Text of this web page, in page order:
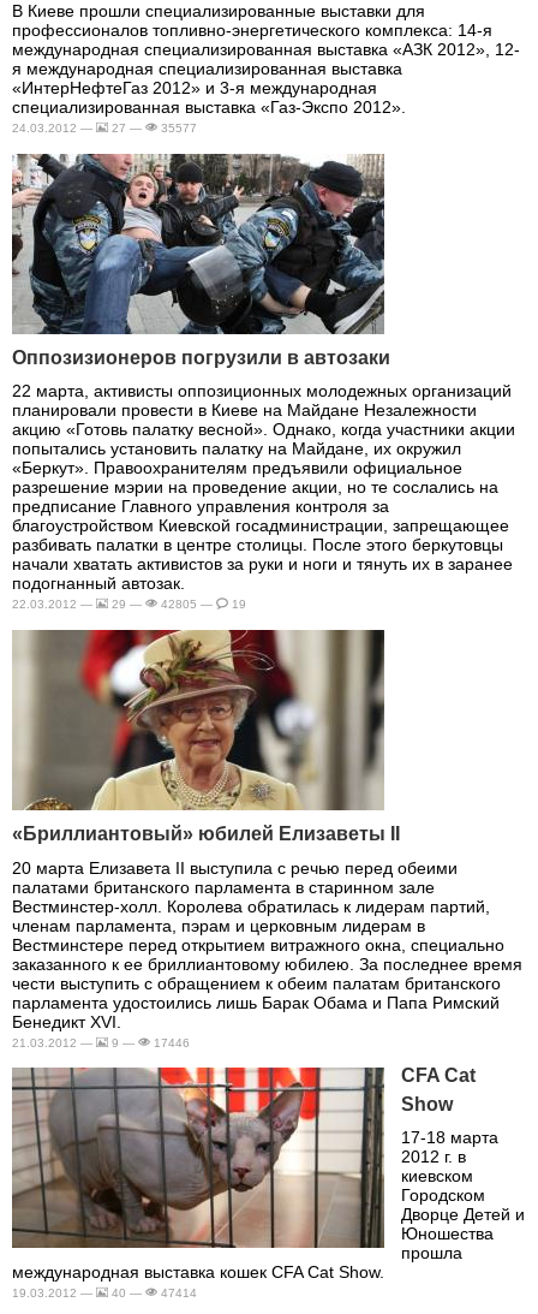
В Киеве прошли специализированные выставки для
профессионалов топливно-энергетического комплекса: 14-я
международная специализированная выставка «АЗК 2012», 12-
я международная специализированная выставка
«ИнтерНефтеГаз 2012» и 3-я международная
специализированная выставка «Газ-Экспо 2012».
24.03.2012 — 27 — 35577
Оппозизионеров погрузили в автозаки
22 марта, активисты оппозиционных молодежных организаций
планировали провести в Киеве на Майдане Незалежности
акцию «Готовь палатку весной». Однако, когда участники акции
попытались установить палатку на Майдане, их окружил
«Беркут». Правоохранителям предъявили официальное
разрешение мэрии на проведение акции, но те сослались на
предписание Главного управления контроля за
благоустройством Киевской госадминистрации, запрещающее
разбивать палатки в центре столицы. После этого беркутовцы
начали хватать активистов за руки и ноги и тянуть их в заранее
подогнанный автозак.
22.03.2012 — 29 — 42805 — 19
«Бриллиантовый» юбилей Елизаветы II
20 марта Елизавета II выступила с речью перед обеими
палатами британского парламента в старинном зале
Вестминстер-холл. Королева обратилась к лидерам партий,
членам парламента, пэрам и церковным лидерам в
Вестминстере перед открытием витражного окна, специально
заказанного к ее бриллиантовому юбилею. За последнее время
чести выступить с обращением к обеим палатам британского
парламента удостоились лишь Барак Обама и Папа Римский
Бенедикт XVI.
21.03.2012 — 9 — 17446
CFA Cat
Show
17-18 марта
2012 г. в
киевском
Городском
Дворце Детей и
Юношества
прошла
международная выставка кошек CFA Cat Show.
19.03.2012 — 40 — 47414